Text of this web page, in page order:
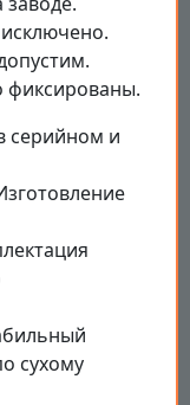
фиксированы.
серийном и
сухому